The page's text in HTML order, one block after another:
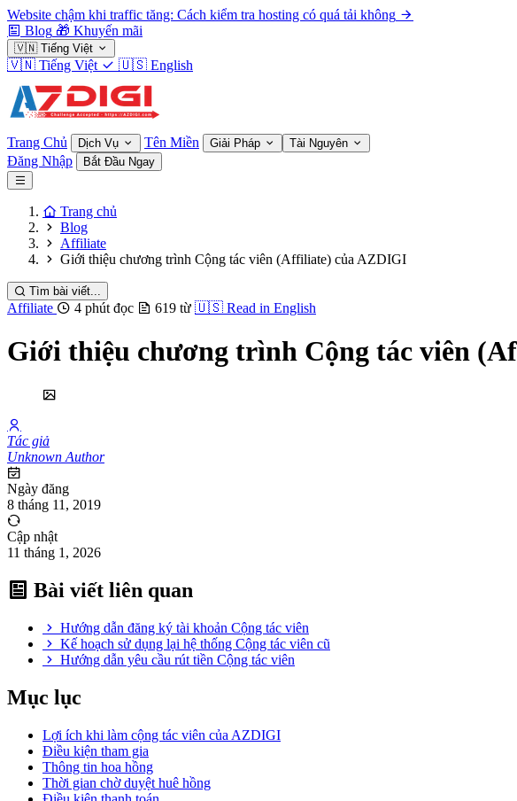
Website chậm khi traffic tăng: Cách kiểm tra hosting có quá tải không
Blog 🎁 Khuyến mãi
🇻🇳 Tiếng Việt
🇻🇳 Tiếng Việt 🇺🇸 English
Trang Chủ Dịch Vụ Tên Miền Giải Pháp Tài Nguyên
Đăng Nhập Bắt Đầu Ngay
Trang chủ
Blog
Affiliate
Giới thiệu chương trình Cộng tác viên (Affiliate) của AZDIGI
Tìm bài viết...
Affiliate 4 phút đọc 619 từ 🇺🇸 Read in English
Giới thiệu chương trình Cộng tác viên
Tác giả
Unknown Author
Ngày đăng
8 tháng 11, 2019
Cập nhật
11 tháng 1, 2026
Bài viết liên quan
Hướng dẫn đăng ký tài khoản Cộng tác viên
Kế hoạch sử dụng lại hệ thống Cộng tác viên cũ
Hướng dẫn yêu cầu rút tiền Cộng tác viên
Mục lục
Lợi ích khi làm cộng tác viên của AZDIGI
Điều kiện tham gia
Thông tin hoa hồng
Thời gian chờ duyệt huê hồng